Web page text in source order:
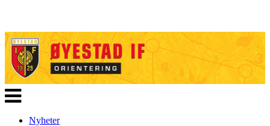
Veksle
navigasjon
Nyheter